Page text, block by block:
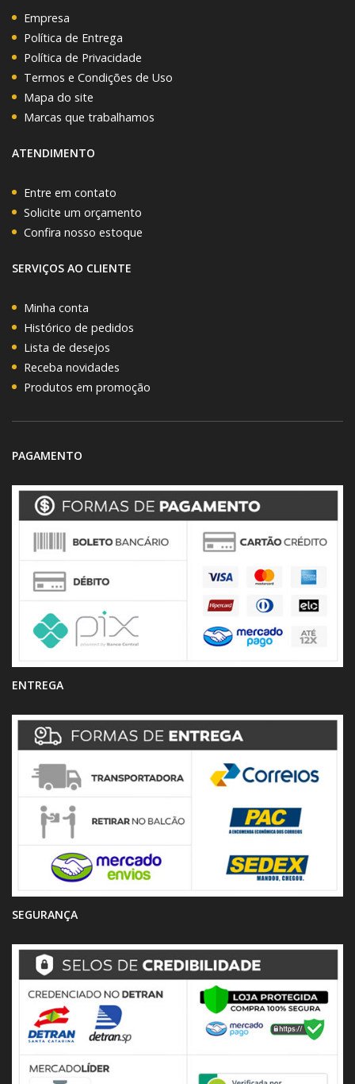
Empresa
Política de Entrega
Política de Privacidade
Termos e Condições de Uso
Mapa do site
Marcas que trabalhamos
ATENDIMENTO
Entre em contato
Solicite um orçamento
Confira nosso estoque
SERVIÇOS AO CLIENTE
Minha conta
Histórico de pedidos
Lista de desejos
Receba novidades
Produtos em promoção
PAGAMENTO
ENTREGA
SEGURANÇA